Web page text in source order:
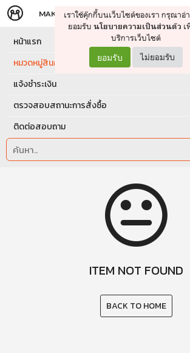
จัดการรถเข็น ดำเนินการต่อ
MAKERS STORE
เราใช้คุ๊กกี้บนเว็บไซต์ของเรา กรุณาอ่
ยอมรับ นโยบายความเป็นส่วนตัว เ
บริการเว็บไซต์
ยอมรับ ไม่ยอมรับ
หน้าแรก
หมวดหมู่สินค้า
แจ้งชำระเงิน
ตรวจสอบสถานะการสั่งซื้อ
ติดต่อสอบถาม
ITEM NOT FOUND
BACK TO HOME